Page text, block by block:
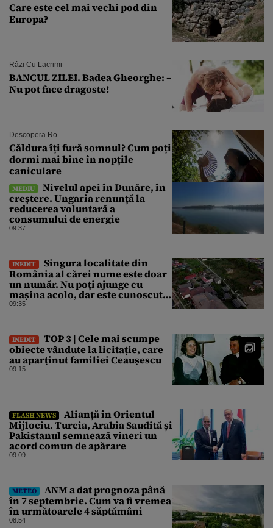
Care este cel mai vechi pod din
Europa?
Râzi Cu Lacrimi
BANCUL ZILEI. Badea Gheorghe: –
Nu pot face dragoste!
Descopera.ro
Căldura îți fură somnul? Cum poți
dormi mai bine în nopțile
caniculare
MEDIU
Nivelul apei în Dunăre, în
creștere. Ungaria renunță la
reducerea voluntară a
consumului de energie
09:37
INEDIT
Singura localitate din
România al cărei nume este doar
un număr. Nu poți ajunge cu
mașina acolo, dar este cunoscută
în lumea întreagă
09:35
INEDIT
TOP 3 | Cele mai scumpe
obiecte vândute la licitație, care
au aparținut familiei Ceaușescu
09:15
FLASH NEWS
Alianță în Orientul
Mijlociu. Turcia, Arabia Saudită și
Pakistanul semnează vineri un
acord comun de apărare
09:09
METEO
ANM a dat prognoza până
în 7 septembrie. Cum va fi vremea
în următoarele 4 săptămâni
08:54